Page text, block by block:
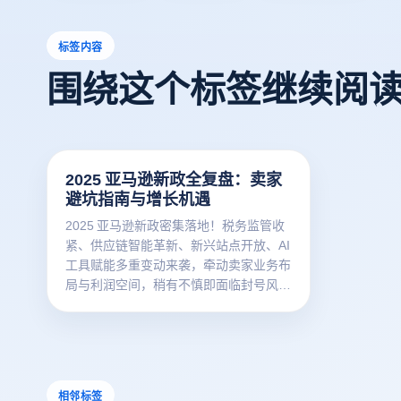
标签内容
围绕这个标签继续阅
2025 亚马逊新政全复盘：卖家
避坑指南与增长机遇
2025 亚马逊新政密集落地！税务监管收
紧、供应链智能革新、新兴站点开放、AI
工具赋能多重变动来袭，牵动卖家业务布
局与利润空间，稍有不慎即面临封号风
相邻标签